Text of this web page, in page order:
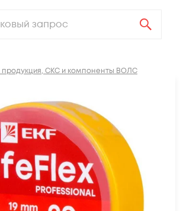
продукция, СКС и компоненты ВОЛС